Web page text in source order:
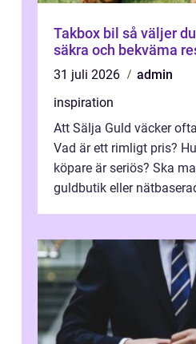
Takbox bil så väljer du rätt takbox för
säkra och bekväma
31 juli 2026
admin
inspiration
Att Sälja Guld väcker
Vad är ett rimligt pris?
köpare är seriös? Ska
guldbutik eller